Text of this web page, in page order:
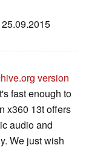
version
fast enough to
x360 13t offers
audio and
We just wish